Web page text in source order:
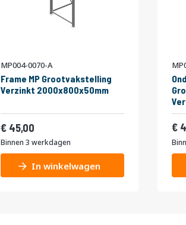
MP004-0070-A
Frame MP Grootvakstelling
Verzinkt 2000x800x50mm
Vanaf
45,00
Binnen 3 werkdagen
In winkelwagen